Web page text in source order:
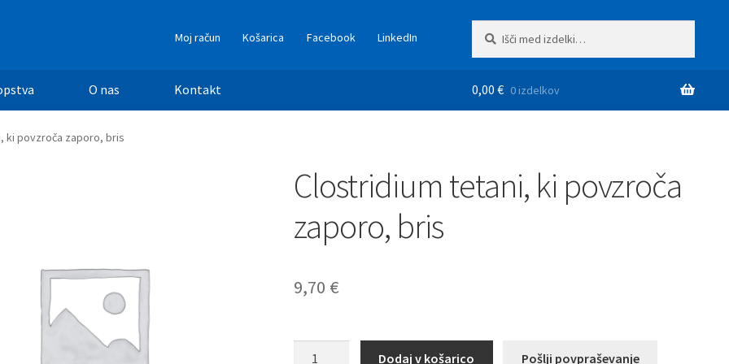
Moj račun Košarica Facebook LinkedIn
O nas Kontakt 0,00€ 0 izdelkov
ki povzroča zaporo, bris
Clostridium tetani, ki povzroča
zaporo, bris
9,70 €
Dodaj v košarico Pošlji povpraševanje